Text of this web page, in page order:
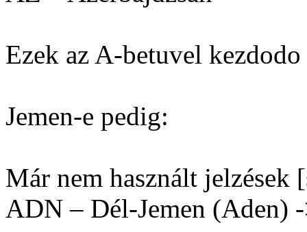
Ezek az A-betuvel
Jemen-e pedig:
Már nem használt jelzések
ADN – Dél-Jemen (Aden)